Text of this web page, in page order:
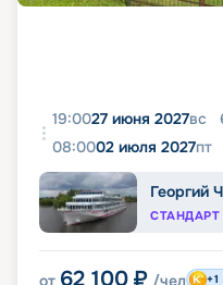
19:0027 июня 2027вс
08:0002 июля 2027пт
Георгий
СТАНДАРТ
от 62 100 ₽ /чел